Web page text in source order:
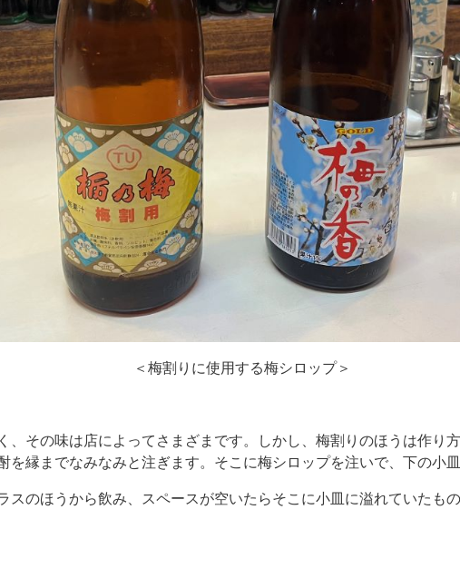
＜梅割りに使用する梅シロップ＞
、その味は店によってさまざまです。しかし、梅割りのほうは作り
を縁までなみなみと注ぎます。そこに梅シロップを注いで、下の小皿
スのほうから飲み、スペースが空いたらそこに小皿に溢れていたも